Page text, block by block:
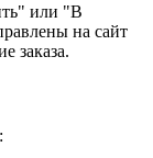
или "В
на сайт
заказа.